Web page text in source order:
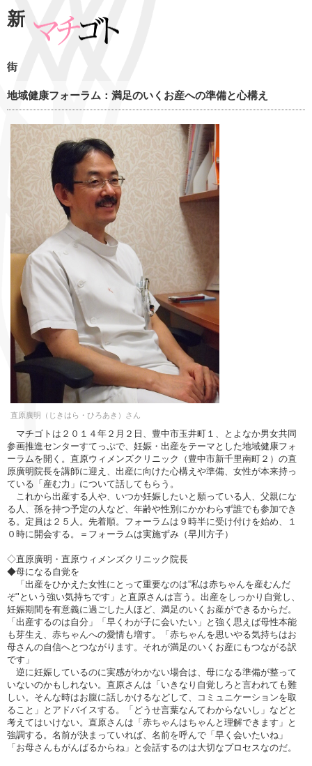
新
街
地域健康フォーラム：満足のいくお産への準備と心構え
直原廣明（じきはら・ひろあき）さん
マチゴトは２０１４年２月２日、豊中市玉井町１、とよなか男女共同
参画推進センターすてっぷで、妊娠・出産をテーマとした地域健康フォ
ーラムを開く。直原ウィメンズクリニック（豊中市新千里南町２）の直
原廣明院長を講師に迎え、出産に向けた心構えや準備、女性が本来持っ
ている「産む力」について話してもらう。
これから出産する人や、いつか妊娠したいと願っている人、父親にな
る人、孫を持つ予定の人など、年齢や性別にかかわらず誰でも参加でき
る。定員は２５人。先着順。フォーラムは９時半に受け付けを始め、１
０時に開会する。＝フォーラムは実施ずみ（早川方子）
◇直原廣明・直原ウィメンズクリニック院長
◆母になる自覚を
「出産をひかえた女性にとって重要なのは“私は赤ちゃんを産むんだ
ぞ"という強い気持ちです」と直原さんは言う。出産をしっかり自覚し、
妊娠期間を有意義に過ごした人ほど、満足のいくお産ができるからだ。
「出産するのは自分」「早くわが子に会いたい」と強く思えば母性本能
も芽生え、赤ちゃんへの愛情も増す。「赤ちゃんを思いやる気持ちはお
母さんの自信へとつながります。それが満足のいくお産にもつながる訳
です」
逆に妊娠しているのに実感がわかない場合は、母になる準備が整って
いないのかもしれない。直原さんは「いきなり自覚しろと言われても難
しい。そんな時はお腹に話しかけるなどして、コミュニケーションを取
ること」とアドバイスする。「どうせ言葉なんてわからないし」などと
考えてはいけない。直原さんは「赤ちゃんはちゃんと理解できます」と
強調する。名前が決まっていれば、名前を呼んで「早く会いたいね」
「お母さんもがんばるからね」と会話するのは大切なプロセスなのだ。